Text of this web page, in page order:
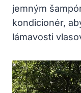
jemným
kondicionér,
lámavosti